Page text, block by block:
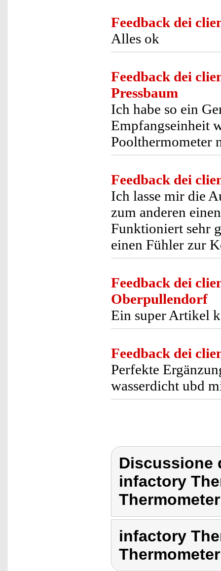
Feedback dei
Alles ok
Feedback dei
Pressbaum
Ich habe so ein
Empfangseinheit
Poolthermometer
Feedback dei
Ich lasse mir die
zum anderen
Funktioniert sehr
einen Fühler zur
Feedback dei
Oberpullendorf
Ein super Artikel
Feedback dei
Perfekte
wasserdicht ubd
Discussione
infactory
infactory